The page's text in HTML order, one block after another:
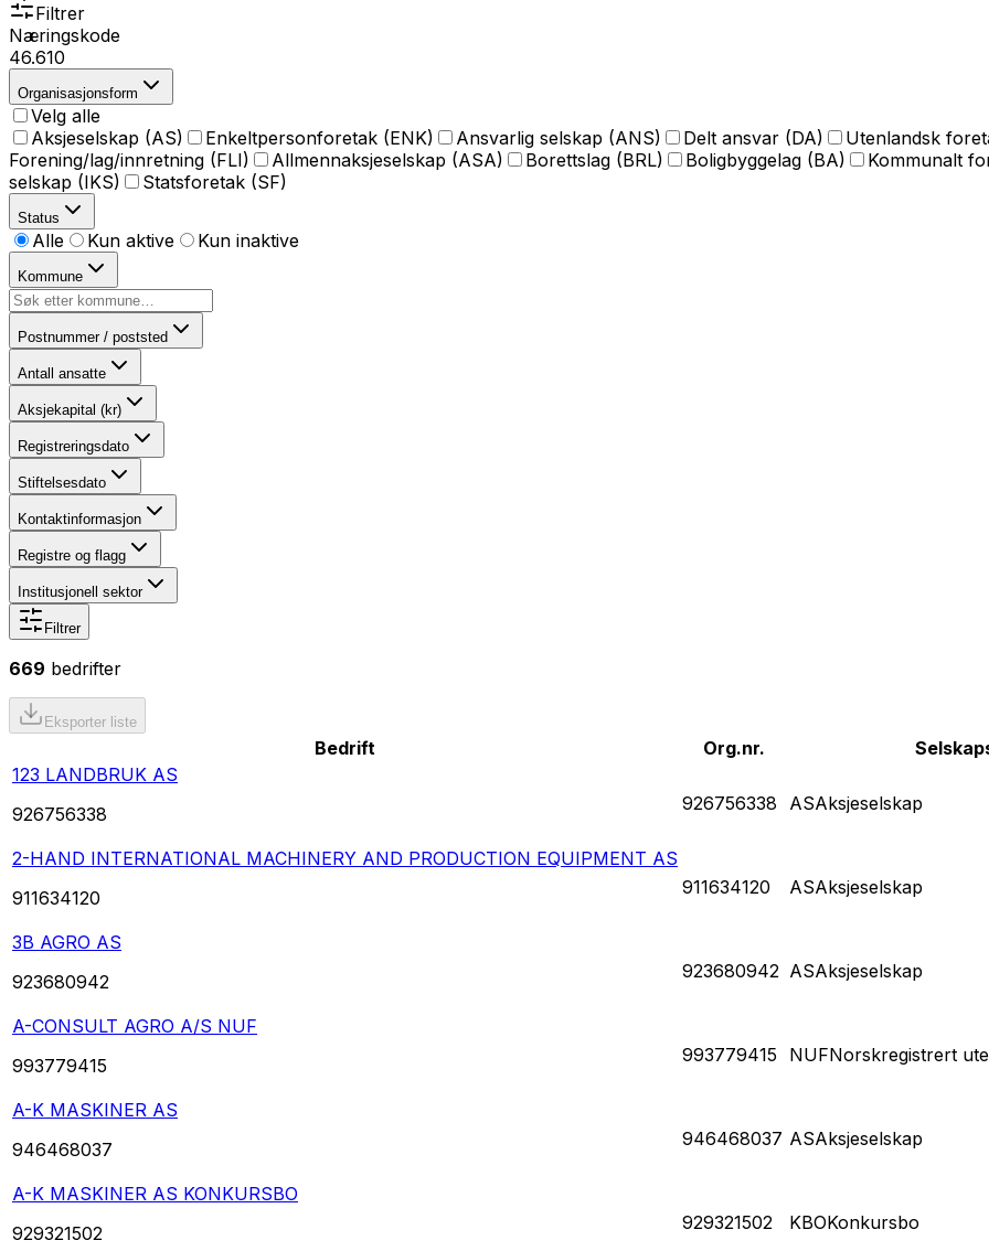
Filtrer
Næringskode
46.610
Organisasjonsform
Velg alle
Aksjeselskap (AS)
Enkeltpersonforetak (ENK) Ansvarlig selskap (ANS) Delt ansvar (DA) Utenlandsk
Forening/lag/innretning (FLI)
Allmennaksjeselskap (ASA) Borettslag (BRL) Boligbyggelag (BA) Kommunalt
selskap (IKS)
Statsforetak (SF)
Status
Alle Kun aktive Kun inaktive
Kommune
Postnummer / poststed
Antall ansatte
Aksjekapital (kr)
Registreringsdato
Stiftelsesdato
Kontaktinformasjon
Registre og flagg
Institusjonell sektor
Filtrer
669 bedrifter
Eksporter liste
Bedrift Org.nr.
123 LANDBRUK AS
926756338
926756338 ASAksjeselskap
2-HAND INTERNATIONAL MACHINERY AND PRODUCTION EQUIPMENT AS
911634120
911634120 ASAksjeselskap
3B AGRO AS
923680942
923680942 ASAksjeselskap
A-CONSULT AGRO A/S NUF
993779415
993779415 NUFNorskregistrert
A-K MASKINER AS
946468037
946468037 ASAksjeselskap
A-K MASKINER AS KONKURSBO
929321502
929321502 KBOKonkursbo